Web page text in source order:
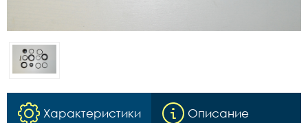
Характеристики Описание